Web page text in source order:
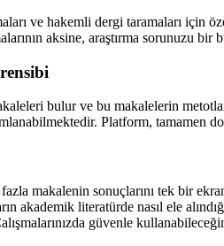
ve hakemli dergi taramaları için
aksine, araştırma sorunuzu
bulur ve bu makalelerin
Platform, tamamen
makalenin sonuçlarını tek bir
akademik literatürde nasıl ele
güvenle